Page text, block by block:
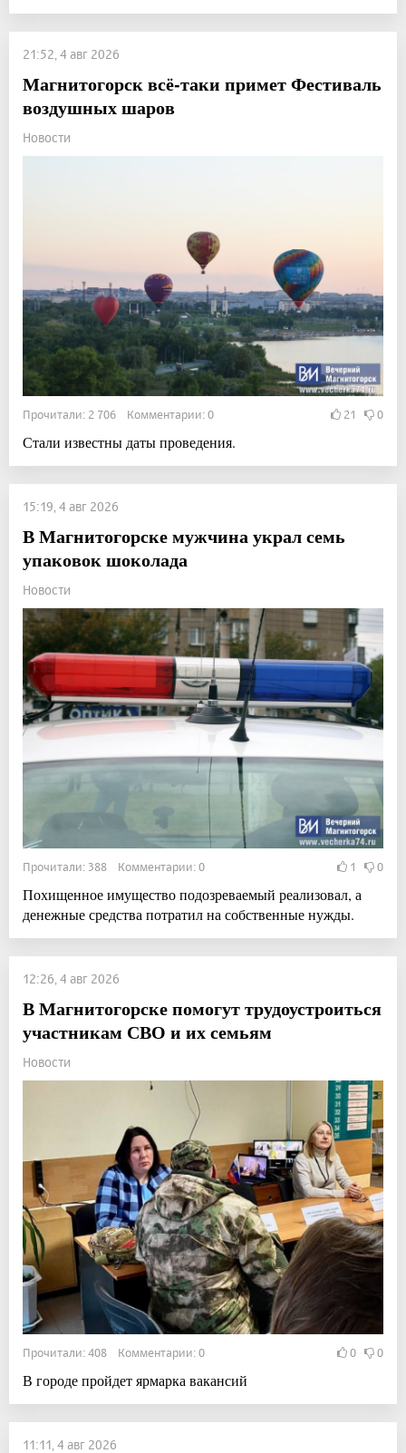
21:52, 4 авг 2026
Магнитогорск всё-таки примет Фестиваль
воздушных шаров
Новости
Прочитали: 2 706 Комментарии: 0 21 0
Стали известны даты проведения.
15:19, 4 авг 2026
В Магнитогорске мужчина украл семь
упаковок шоколада
Новости
Прочитали: 388 Комментарии: 0 1 0
Похищенное имущество подозреваемый реализовал, а
денежные средства потратил на собственные нужды.
12:26, 4 авг 2026
В Магнитогорске помогут трудоустроиться
участникам СВО и их семьям
Новости
Прочитали: 408 Комментарии: 0 0 0
В городе пройдет ярмарка вакансий
11:11, 4 авг 2026